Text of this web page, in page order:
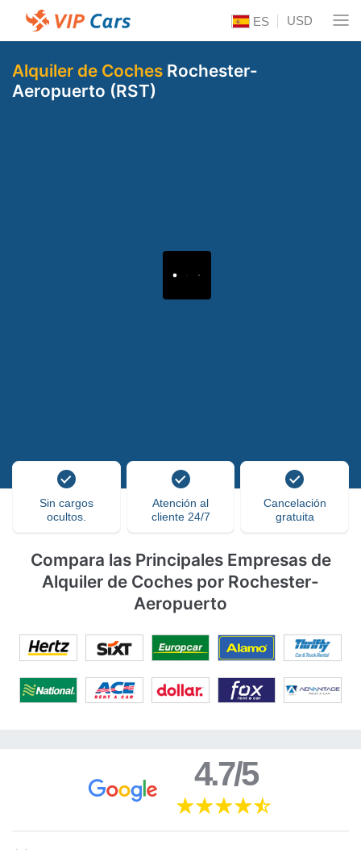
ES USD
Alquiler de Coches Rochester-
Aeropuerto (RST)
Sin cargos
ocultos.
Atención al
cliente 24/7
Cancelación
gratuita
Compara las Principales Empresas de
Alquiler de Coches por Rochester-
Aeropuerto
4.7/5